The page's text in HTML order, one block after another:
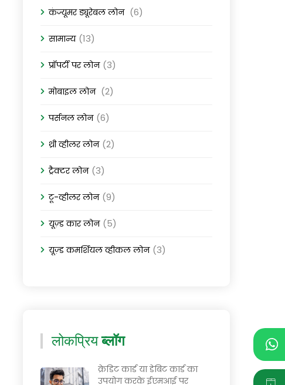
कंज्यूमर ड्यूरेबल लोन (6)
सामान्य (13)
प्रॉपर्टी पर लोन (3)
मोबाइल लोन (2)
पर्सनल लोन (6)
थ्री व्हीलर लोन (2)
ट्रैक्टर लोन (3)
टू-व्हीलर लोन (9)
यूज़्ड कार लोन (5)
यूज़्ड कमर्शियल व्हीकल लोन (3)
लोकप्रियब्लॉग
क्रेडिट कार्ड या डेबिट कार्ड का
उपयोग करके ईएमआई पर